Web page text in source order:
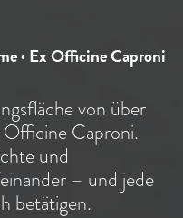
· Ex Officine Caproni
von über
Caproni.
und
– und jede
betätigen.